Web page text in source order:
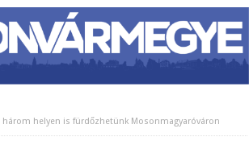
három helyen is fürdőzhetünk Mosonmagyaróváron